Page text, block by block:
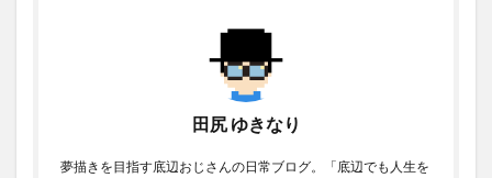
田尻 ゆきなり
夢描きを目指す底辺おじさんの日常ブログ。「底辺でも人生を